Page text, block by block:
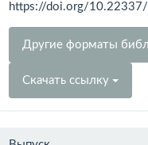
https://doi.org/
Другие форматы
Скачать ссылку